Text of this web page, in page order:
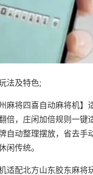
法及特色;
州麻将四喜自动麻将机
倍，庄闲加倍规则一
自动整理摆放，省去手
闲传统。
适配北方山东胶东麻将